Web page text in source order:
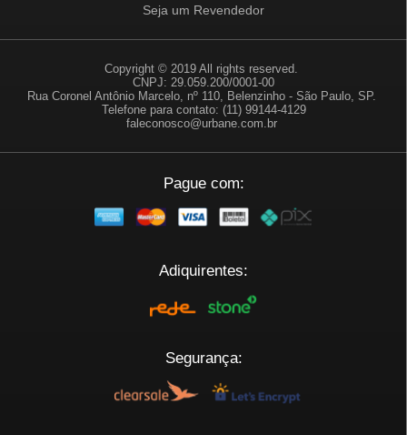
Seja um Revendedor
Copyright © 2019 All rights reserved.
CNPJ: 29.059.200/0001-00
Rua Coronel Antônio Marcelo, nº 110, Belenzinho - São Paulo, SP.
Telefone para contato: (11) 99144-4129
faleconosco@urbane.com.br
Pague com:
Adiquirentes:
Segurança: